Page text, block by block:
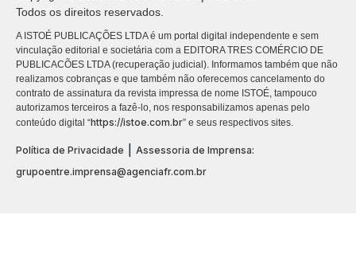
Todos os direitos reservados.
A ISTOÉ PUBLICAÇÕES LTDA é um portal digital independente e sem
vinculação editorial e societária com a EDITORA TRES COMÉRCIO DE
PUBLICACÕES LTDA (recuperação judicial). Informamos também que não
realizamos cobranças e que também não oferecemos cancelamento do
contrato de assinatura da revista impressa de nome ISTOÉ, tampouco
autorizamos terceiros a fazê-lo, nos responsabilizamos apenas pelo
conteúdo digital “https://istoe.com.br” e seus respectivos sites.
Política de Privacidade
Assessoria de Imprensa:
grupoentre.imprensa@agenciafr.com.br